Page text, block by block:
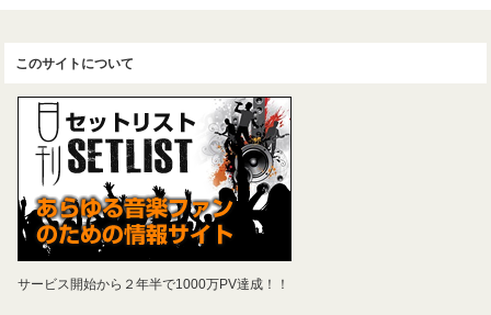
このサイトについて
サービス開始から２年半で1000万PV達成！！